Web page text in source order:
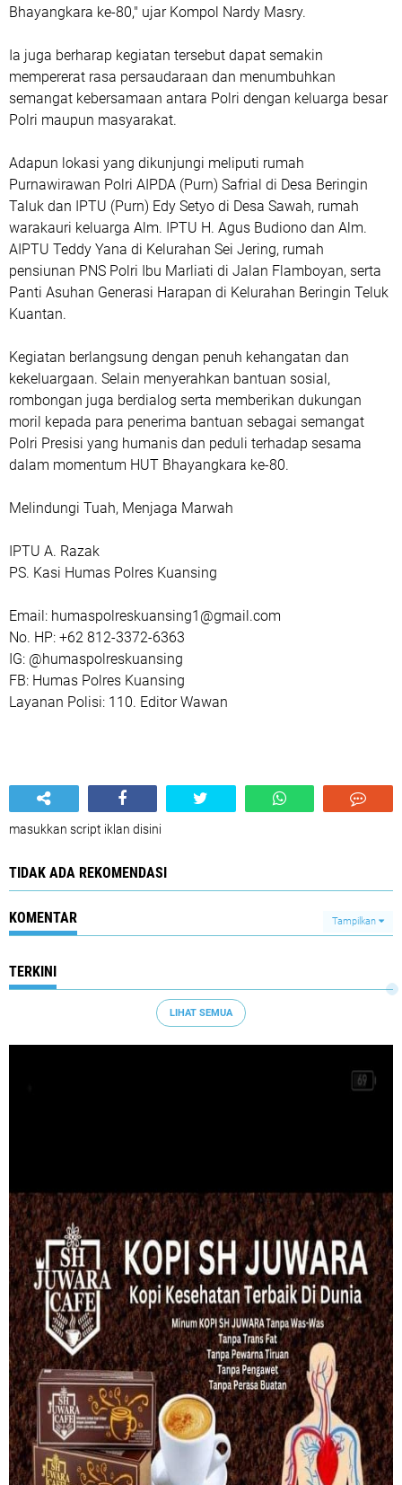
Bhayangkara ke-80," ujar Kompol Nardy Masry.
Ia juga berharap kegiatan tersebut dapat semakin
mempererat rasa persaudaraan dan menumbuhkan
semangat kebersamaan antara Polri dengan keluarga besar
Polri maupun masyarakat.
Adapun lokasi yang dikunjungi meliputi rumah
Purnawirawan Polri AIPDA (Purn) Safrial di Desa Beringin
Taluk dan IPTU (Purn) Edy Setyo di Desa Sawah, rumah
warakauri keluarga Alm. IPTU H. Agus Budiono dan Alm.
AIPTU Teddy Yana di Kelurahan Sei Jering, rumah
pensiunan PNS Polri Ibu Marliati di Jalan Flamboyan, serta
Panti Asuhan Generasi Harapan di Kelurahan Beringin Teluk
Kuantan.
Kegiatan berlangsung dengan penuh kehangatan dan
kekeluargaan. Selain menyerahkan bantuan sosial,
rombongan juga berdialog serta memberikan dukungan
moril kepada para penerima bantuan sebagai semangat
Polri Presisi yang humanis dan peduli terhadap sesama
dalam momentum HUT Bhayangkara ke-80.
Melindungi Tuah, Menjaga Marwah
IPTU A. Razak
PS. Kasi Humas Polres Kuansing
Email: humaspolreskuansing1@gmail.com
No. HP: +62 812-3372-6363
IG: @humaspolreskuansing
FB: Humas Polres Kuansing
Layanan Polisi: 110. Editor Wawan
masukkan script iklan disini
TIDAK ADA REKOMENDASI
KOMENTAR Tampilkan
TERKINI
LIHAT SEMUA